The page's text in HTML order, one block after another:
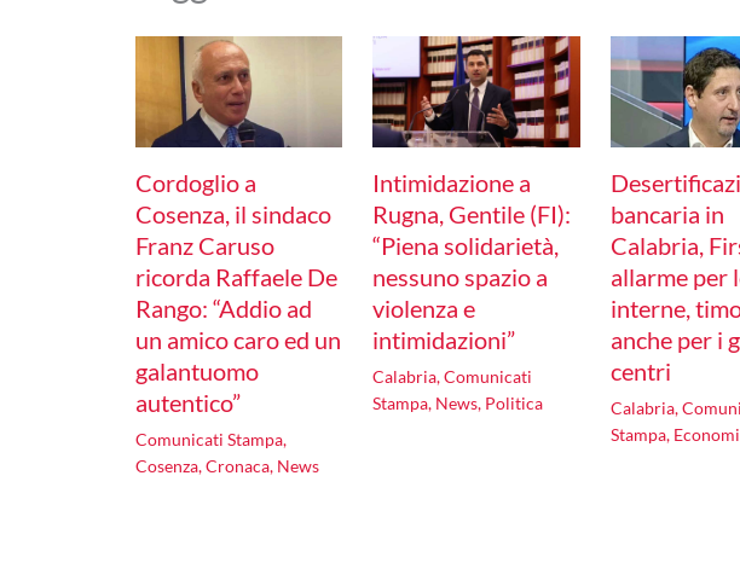
Cordoglio a
Cosenza, il sindaco
Franz Caruso
ricorda Raffaele De
Rango: “Addio ad
un amico caro ed un
galantuomo
autentico”
Comunicati Stampa,
Cosenza,Cronaca, News
Intimidazione a
Rugna, Gentile (FI):
“Piena solidarietà,
nessuno spazio a
violenza e
intimidazioni”
Calabria,Comunicati
Stampa, News, Politica
bancaria in
Calabria,
allarme per
interne,
anche per i
centri
Calabria,
Stampa,